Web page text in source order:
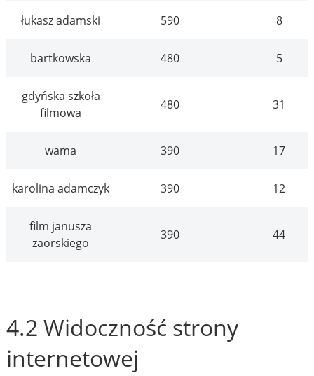
łukasz adamski 590 8
bartkowska 480 5
gdyńska szkoła
filmowa
480 31
wama 390 17
karolina adamczyk 390 12
film janusza
zaorskiego
390 44
4.2 Widoczność strony
internetowej